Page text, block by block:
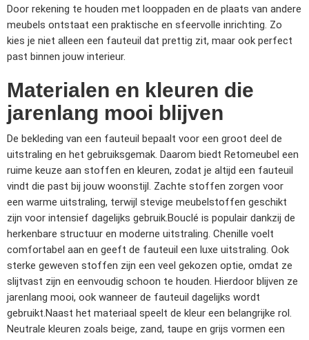
Door rekening te houden met looppaden en de plaats van andere
meubels ontstaat een praktische en sfeervolle inrichting. Zo
kies je niet alleen een fauteuil dat prettig zit, maar ook perfect
past binnen jouw interieur.
Materialen en kleuren die
jarenlang mooi blijven
De bekleding van een fauteuil bepaalt voor een groot deel de
uitstraling en het gebruiksgemak. Daarom biedt Retomeubel een
ruime keuze aan stoffen en kleuren, zodat je altijd een fauteuil
vindt die past bij jouw woonstijl. Zachte stoffen zorgen voor
een warme uitstraling, terwijl stevige meubelstoffen geschikt
zijn voor intensief dagelijks gebruik.Bouclé is populair dankzij de
herkenbare structuur en moderne uitstraling. Chenille voelt
comfortabel aan en geeft de fauteuil een luxe uitstraling. Ook
sterke geweven stoffen zijn een veel gekozen optie, omdat ze
slijtvast zijn en eenvoudig schoon te houden. Hierdoor blijven ze
jarenlang mooi, ook wanneer de fauteuil dagelijks wordt
gebruikt.Naast het materiaal speelt de kleur een belangrijke rol.
Neutrale kleuren zoals beige, zand, taupe en grijs vormen een